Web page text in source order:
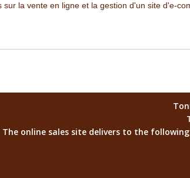
sur la vente en ligne et la gestion d'un site d'e-
The online sales site delivers to the